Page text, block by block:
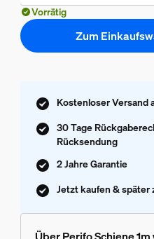
Vorrätig
Zum
Kostenloser Versand
30 Tage
Rücksendung
2 Jahre Garantie
Jetzt kaufen & später